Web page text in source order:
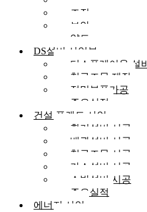
조직
보안
약도
DS설비 사업부
디스플레이용 설비
철구조물 제작
정밀부품가공
주요실적
건설 플랜트 사업
환기설비 시공
배관설비 시공
철구조물 시공
가스설비 시공
소방설비 시공
주요실적
에너지 사업